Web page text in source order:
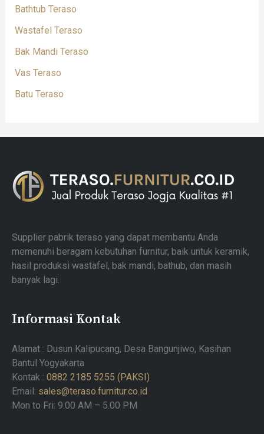
Bathtub Teraso
Wastafel Teraso
Bak Mandi Teraso
Vas Teraso
Batu Teraso
Supplier pabrik teraso yang dapat membantu Anda
memenuhi beragam kebutuhan furnitur, baik untuk keramik,
hasil produksi wastafel, bak mandi, bathub, dan masih
banyak lagi.
Informasi Kontak
Alamat : Dusun Kalipucang, Desa Bangunjiwo, Kasihan
Bantul Yogyakarta
Kontak : 0882 2185 5255 (PAKSI)
Email: sales@teraso.furnitur.co.id
Mon to Fri: 9.00 AM – 5.00 PM